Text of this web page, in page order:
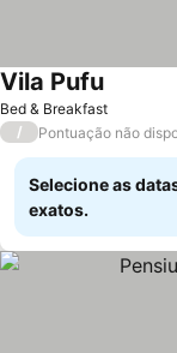
Bed & Breakfast
Vila PufuVer
/ Pontuação não
Selecione as
exatos.